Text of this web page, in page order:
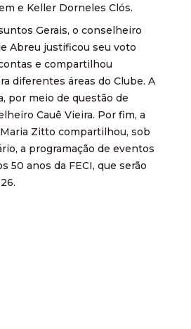
e Keller Dorneles Clós.
Gerais, o conselheiro
Abreu justificou seu voto
e compartilhou
diferentes áreas do Clube. A
por meio de questão de
Cauê Vieira. Por fim, a
Zitto compartilhou, sob
a programação de eventos
50 anos da FECI, que serão